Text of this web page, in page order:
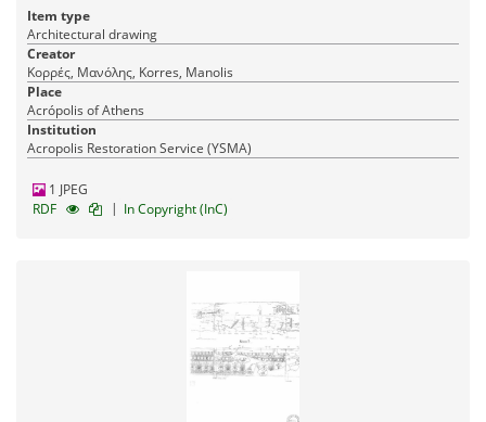
Item type
Architectural drawing
Creator
Κορρές, Μανόλης, Korres, Manolis
Place
Acrópolis of Athens
Institution
Acropolis Restoration Service (YSMA)
1 JPEG
RDF
| In Copyright (InC)